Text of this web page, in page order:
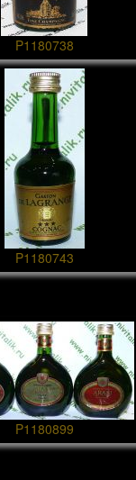
P1180738
P1180743
P1180899